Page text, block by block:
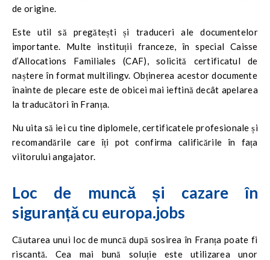
de origine.
Este util să pregătești și traduceri ale documentelor
importante. Multe instituții franceze, în special Caisse
d’Allocations Familiales (CAF), solicită certificatul de
naștere în format multilingv. Obținerea acestor documente
înainte de plecare este de obicei mai ieftină decât apelarea
la traducători în Franța.
Nu uita să iei cu tine diplomele, certificatele profesionale și
recomandările care îți pot confirma calificările în fața
viitorului angajator.
Loc de muncă și cazare în
siguranță cu europa.jobs
Căutarea unui loc de muncă după sosirea în Franța poate fi
riscantă. Cea mai bună soluție este utilizarea unor